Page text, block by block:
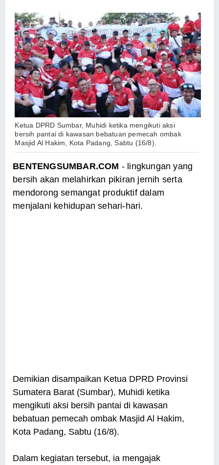
Ketua DPRD Sumbar, Muhidi ketika mengikuti aksi
bersih pantai di kawasan bebatuan pemecah ombak
Masjid Al Hakim, Kota Padang, Sabtu (16/8).
BENTENGSUMBAR.COM - lingkungan yang
bersih akan melahirkan pikiran jernih serta
mendorong semangat produktif dalam
menjalani kehidupan sehari-hari.
Demikian disampaikan Ketua DPRD Provinsi
Sumatera Barat (Sumbar), Muhidi ketika
mengikuti aksi bersih pantai di kawasan
bebatuan pemecah ombak Masjid Al Hakim,
Kota Padang, Sabtu (16/8).
Dalam kegiatan tersebut, ia mengajak